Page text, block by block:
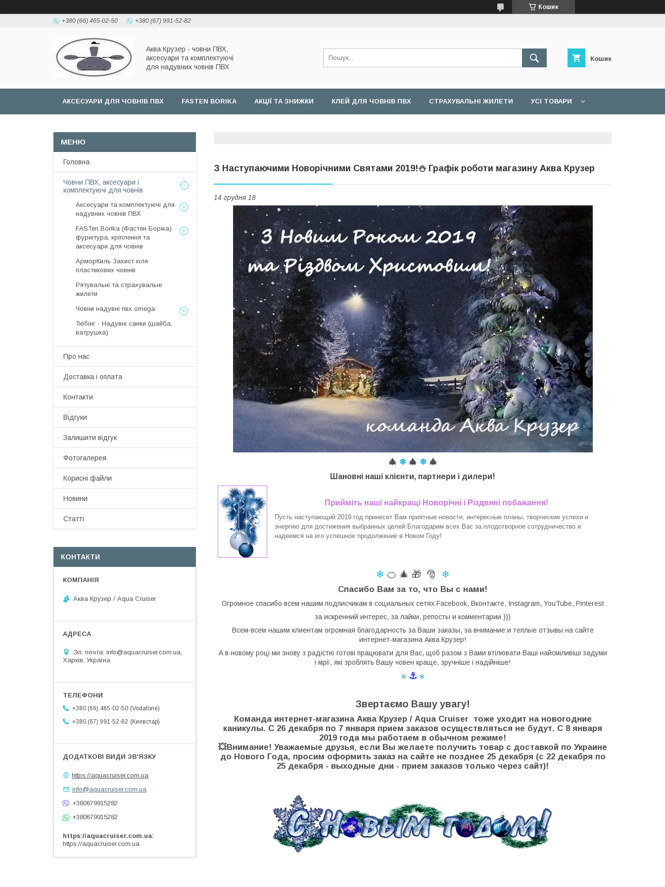
Кошик
+380 (66) 465-02-50 +380 (67) 991-52-82
Аква Крузер - човни ПВХ,
аксесуари та комплектуючі
для надувних човнів ПВХ
Кошик
АКСЕСУАРИ ДЛЯ ЧОВНІВ ПВХ FASTEN BORIKA АКЦІЇ ТА ЗНИЖКИ КЛЕЙ ДЛЯ ЧОВНІВ ПВХ СТРАХУВАЛЬНІ ЖИЛЕТИ УСІ ТОВАРИ
З Наступаючими Новорічними Святами 2019!⛄ Графік роботи магазину Аква Крузер
14 грудня 18
🎄 ❄🎄 ❄🎄
Шановні наші клієнти, партнери і дилери!
Прийміть наші найкращі Новорічні і Різдвяні побажання!
Пусть наступающий 2019 год принесет Вам приятные новости, интересные планы, творческие успехи и
энергию для достижения выбранных целей.Благодарим всех Вас за плодотворное сотрудничество и
надеемся на его успешное продолжение в Новом Году!
❄ 🍊 🎄 🎁 🎅 ❄
Спасибо Вам за то, что Вы с нами!
Огромное спасибо всем нашим подписчикам в социальных сетях Facebook, Вконтакте, Instagram, YouTube, Pinterest
за искренний интерес, за лайки, репосты и комментарии )))
Всем-всем нашим клиентам огромная благодарность за Ваши заказы, за внимание и теплые отзывы на сайте
интернет-магазина Аква Крузер!
А в новому році ми знову з радістю готові працювати для Вас, щоб разом з Вами втілювати Ваші найсміливіші задуми
і мрії, які зроблять Вашу човен краще, зручніше і надійніше!
❄ ⚓ ❄
Звертаємо Вашу увагу!
Команда интернет-магазина Аква Крузер / Aqua Cruiser тоже уходит на новогодние
каникулы. С 26 декабря по 7 января прием заказов осуществляться не будут. С 8 января
2019 года мы работаем в обычном режиме!
💥Внимание! Уважаемые друзья, если Вы желаете получить товар с доставкой по Украине
до Нового Года, просим оформить заказ на сайте не позднее 25 декабря (с 22 декабря по
25 декабря - выходные дни - прием заказов только через сайт)!
Головна
Човни ПВХ, аксесуари і
комплектуючі для човнів
Аксесуари та комплектуючі для
надувних човнів ПВХ
FASTen Borika (Фастен Боріка)
фурнітура, кріплення та
аксесуари для човнів
АрморКиль Захист кіля
пластикових човнів
Рятувальні та страхувальні
жилети
Човни надувні пвх omega
Тюбінг - Надувні санки (шайба,
ватрушка)
Про нас
Доставка і оплата
Контакти
Відгуки
Залишити відгук
Фотогалерея
Корисні файли
Новини
Статті
КОНТАКТИ
Аква Крузер / Aqua Cruiser
Эл. почта: info@aquacruiser.com.ua,
Харків, Україна
+380 (66) 465-02-50 Vodafone
+380 (67) 991-52-82
Киевстар
https://aquacruiser.com.ua
info@aquacruiser.com.ua
+380679915282
+380679915282
https://aquacruiser.com.ua
https://aquacruiser.com.ua